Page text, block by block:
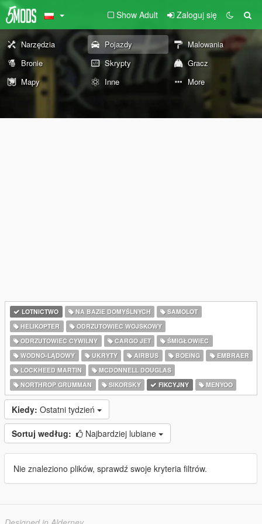
Show Adult Zaloguj się
Narzędzia Pojazdy
Malowania
Bronie
Skrypty
Gracz
Mapy
Inne More
LOTNICTWO NA BAZIE DOMYŚLNYCH
SAMOLOT
HELIKOPTER
ODRZUTOWIEC WOJSKOWY
ODRZUTOWIEC CYWILNY
CARGO JET
ŚMIGŁOWIEC
WODNO-LĄDOWY
UKRYTY AIRBUS BOEING
EMBRAER
LOCKHEED MARTIN
MCDONNELL DOUGLAS
NORTHROP GRUMMAN
SIKORSKY FIKCYJNY MENYOO
Kiedy: Ostatni tydzień
Sortuj według: Najbardziej lubiane
Nie znaleziono plików, sprawdź swoje kryteria filtrów.